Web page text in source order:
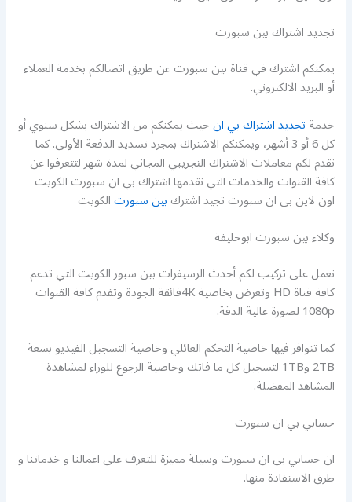
تجديد اشتراك بين سبورت
يمكنكم اشترك في قناة بين سبورت عن طريق اتصالكم بخدمة العملاء
أو البريد الالكتروني.
خدمةتجديد اشتراك بي انحيث يمكنكم من الاشتراك بشكل سنوي أو
كل 6 أو 3 أشهر، ويمكنكم الاشتراك بمجرد تسديد الدفعة الأولى. كما
نقدم لكم معاملات الاشتراك التجريبي المجاني لمدة شهر لتتعرفوا عن
كافة القنوات والخدمات التي نقدمها اشتراك بي ان سبورت الكويت
اون لاين بى ان سبورت تجيد اشتركبين سبورتالكويت
وكلاء بين سبورت ابوحليفة
نعمل على تركيب لكم أحدث الرسيفرات بين سبور الكويت التي تدعم
كافة قناة HD وتعرض بخاصية 4Kفائقة الجودة وتقدم كافة القنوات
1080p لصورة عالية الدقة.
كما تتوافر فيها خاصية التحكم العائلي وخاصية التسجيل الفيديو بسعة
2TB و1TB لتسجيل كل ما فاتك وخاصية الرجوع للوراء لمشاهدة
المشاهد المفضلة.
حسابي بي ان سبورت
ان حسابي بى ان سبورت وسيلة مميزة للتعرف على اعمالنا و خدماتنا و
طرق الاستفادة منها.